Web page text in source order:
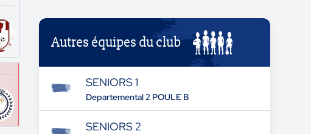
Autres équipes du club
SENIORS 1
Departemental 2 POULE B
SENIORS 2